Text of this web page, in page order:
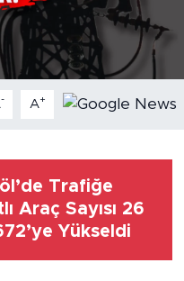
- A+
Trafiğe
Araç Sayısı 26
Yükseldi